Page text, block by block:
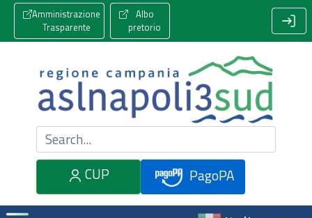
Amministrazione
Trasparente
Albo
pretorio
Cerca nel sito
CUP
PagoPA